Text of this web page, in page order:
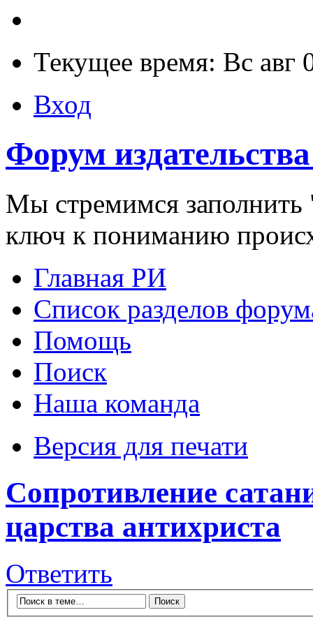
Текущее время: Вс авг
Вход
Форум
Мы стремимся заполнить
ключ к пониманию
Главная РИ
Список разделов
Помощь
Поиск
Наша команда
Версия для печати
Сопротивление
царства антихриста
Ответить